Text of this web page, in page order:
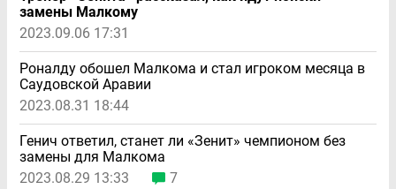
замены Малкому
2023.09.06 17:31
Роналду обошел Малкома и стал игроком месяца в
Саудовской Аравии
2023.08.31 18:44
Генич ответил, станет ли «Зенит» чемпионом без
замены для Малкома
2023.08.29 13:33
7